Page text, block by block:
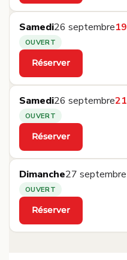
Samedi26 septembre
OUVERT
Réserver
·
Samedi26 septembre
OUVERT
Réserver
·
Dimanche27 septembre
OUVERT
Réserver
·